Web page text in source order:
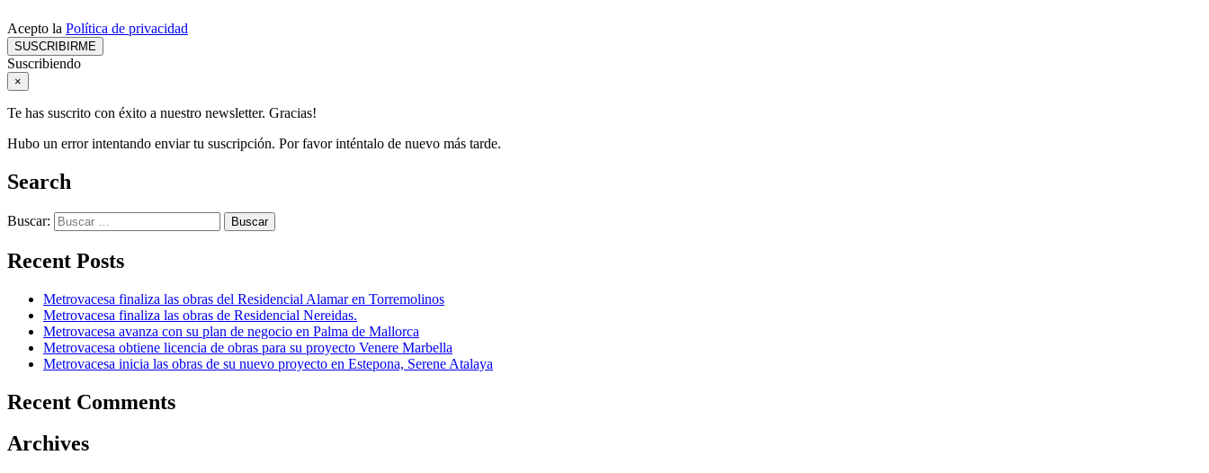
Acepto la Política de privacidad
SUSCRIBIRME
Suscribiendo
×
Te has suscrito con éxito a nuestro newsletter. Gracias!
Hubo un error intentando enviar tu suscripción. Por favor inténtalo de nuevo más tarde.
Search
Buscar:
Recent Posts
Metrovacesa finaliza las obras del Residencial Alamar en Torremolinos
Metrovacesa finaliza las obras de Residencial Nereidas.
Metrovacesa avanza con su plan de negocio en Palma de Mallorca
Metrovacesa obtiene licencia de obras para su proyecto Venere Marbella
Metrovacesa inicia las obras de su nuevo proyecto en Estepona, Serene Atalaya
Recent Comments
Archives